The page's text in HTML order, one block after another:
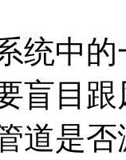
中的
盲目
道是